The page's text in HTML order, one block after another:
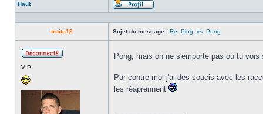
Haut
Profil
truite19 Sujet du message : Re: Ping -vs- Pong
VIP
Pong, mais on ne s'emporte pas ou tu
Par contre moi j'ai des soucis avec les
les réaprennent